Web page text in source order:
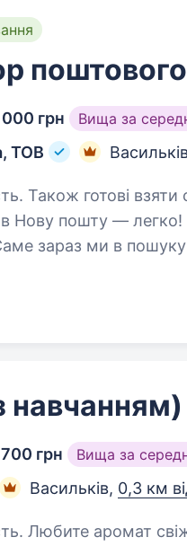
поштового
грн Вища за
ТОВ
Також готові
Нову пошту —
зараз ми в пошуку
навчанням)
грн Вища за
Васильків, 0,3 км